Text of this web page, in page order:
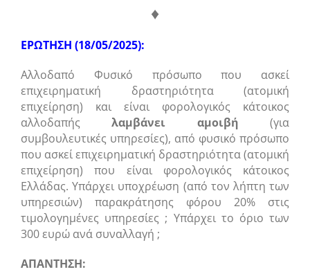
♦
ΕΡΩΤΗΣΗ (18/05/2025):
Αλλοδαπό Φυσικό πρόσωπο που ασκεί
επιχειρηματική δραστηριότητα (ατομική
επιχείρηση) και είναι φορολογικός κάτοικος
αλλοδαπήςλαμβάνει αμοιβή (για
συμβουλευτικές υπηρεσίες), από φυσικό πρόσωπο
που ασκεί επιχειρηματική δραστηριότητα (ατομική
επιχείρηση) που είναι φορολογικός κάτοικος
Ελλάδας. Υπάρχει υποχρέωση (από τον λήπτη των
υπηρεσιών) παρακράτησης φόρου 20% στις
τιμολογημένες υπηρεσίες ; Υπάρχει το όριο των
300 ευρώ ανά συναλλαγή ;
ΑΠΑΝΤΗΣΗ: